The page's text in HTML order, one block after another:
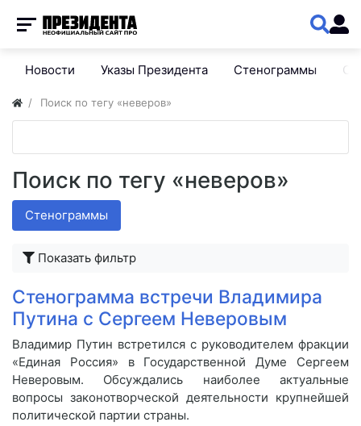
Новости Указы Президента Стенограммы
Поиск по тегу «неверов»
Поиск по тегу «неверов»
Стенограммы
Показать фильтр
Стенограмма встречи Владимира
Путина с Сергеем Неверовым
Владимир Путин встретился с руководителем фракции
«Единая Россия» в Государственной Думе Сергеем
Неверовым. Обсуждались наиболее актуальные
вопросы законотворческой деятельности крупнейшей
политической партии страны.